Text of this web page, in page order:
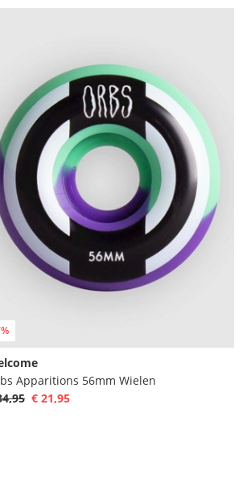
Apparitions 56mm Wielen
€ 21,95